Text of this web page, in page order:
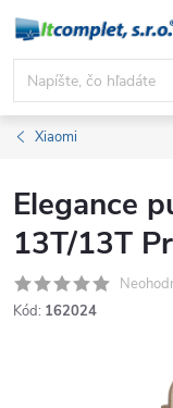
Prejsť
obsah
Xiaomi
Elegance
13T/13T
Kód: 162024